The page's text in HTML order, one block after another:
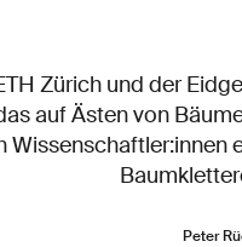
Zürich und der
auf Ästen von
Wissenschaftler:innen
Peter